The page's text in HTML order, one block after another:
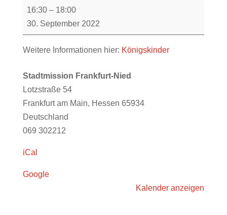
Königskinder
@
Stadtmission
Frankfurt-
(16:30)
16:30 – 18:00
30. September 2022
Weitere Informationen hier: Königskinder
Stadtmission Frankfurt-Nied
Lotzstraße 54
Frankfurt am Main, Hessen 65934
Deutschland
069 302212
iCal
Google
Kalender anzeigen